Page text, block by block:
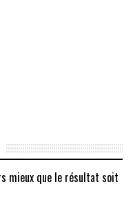
mieux que le résultat soit